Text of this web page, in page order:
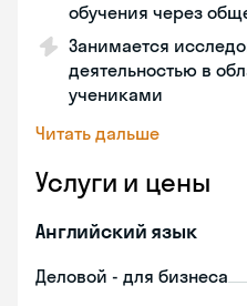
обучения через
Занимается
деятельностью в
учениками
Читать дальше
Услуги и цены
Английский язык
Деловой - для бизнеса